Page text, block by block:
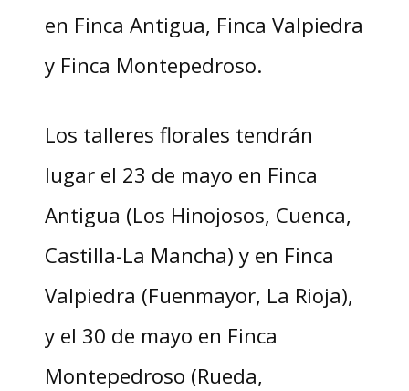
en Finca Antigua, Finca Valpiedra
y Finca Montepedroso.
Los talleres florales tendrán
lugar el 23 de mayo en Finca
Antigua (Los Hinojosos, Cuenca,
Castilla-La Mancha) y en Finca
Valpiedra (Fuenmayor, La Rioja),
y el 30 de mayo en Finca
Montepedroso (Rueda,